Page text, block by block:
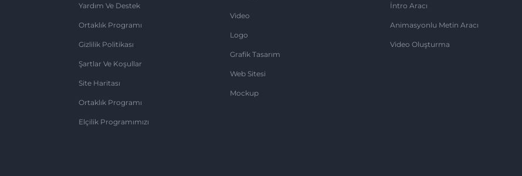
Yardım Ve Destek
Ortaklık Programı
Gizlilik Politikası
Şartlar Ve Koşullar
Site Haritası
Ortaklık Programı
Elçilik Programımızı
Video
Logo
Grafik Tasarım
Web Sitesi
Mockup
İntro Aracı
Animasyonlu Metin Aracı
Video Oluşturma